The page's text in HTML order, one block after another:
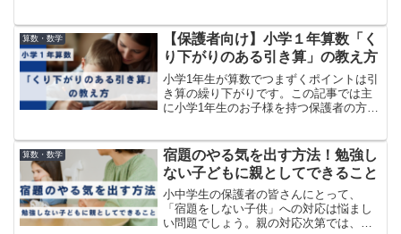
は「イコール」と読むのが良いと考えて
います。それは、等号（＝）の...
算数・数学
【保護者向け】小学１年算数「く
り下がりのある引き算」の教え方
小学1年生が算数でつまずくポイントは引
き算の繰り下がりです。この記事では主
に小学1年生のお子様を持つ保護者の方に
す。お子様の宿題のサポートなどにお役
立ててきたら役立ててい...
算数・数学
宿題のやる気を出す方法！勉強し
ない子どもに親としてできること
小中学生の保護者の皆さんにとって、
「宿題をしない子供」への対応は悩まし
い問題でしょう。親の対応次第では、か